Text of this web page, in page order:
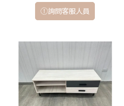
詢問客服人員